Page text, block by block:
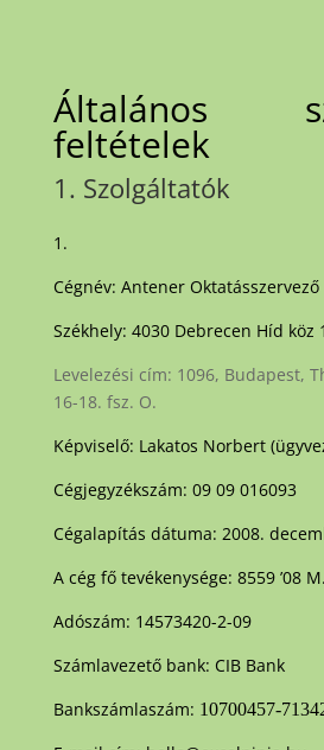
Általános
feltételek
1. Szolgáltatók
1.
Cégnév: Antener
Székhely: 4030 Debrecen Híd köz
Levelezési cím: 1096, Budapest,
16-18. fsz. O.
Képviselő: Lakatos Norbert
Cégjegyzékszám: 09 09 016093
Cégalapítás dátuma: 2008.
A cég fő tevékenysége: 8559 ’08
Adószám: 14573420-2-09
Számlavezető bank: CIB Bank
Bankszámlaszám: 10700457-